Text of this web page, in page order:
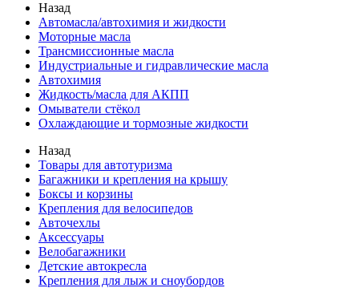
Назад
Автомасла/автохимия и жидкости
Моторные масла
Трансмиссионные масла
Индустриальные и гидравлические масла
Автохимия
Жидкость/масла для АКПП
Омыватели стёкол
Охлаждающие и тормозные жидкости
Назад
Товары для автотуризма
Багажники и крепления на крышу
Боксы и корзины
Крепления для велосипедов
Авточехлы
Аксессуары
Велобагажники
Детские автокресла
Крепления для лыж и сноубордов